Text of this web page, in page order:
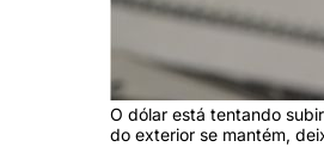
O dólar está tentando
do exterior se mantém,